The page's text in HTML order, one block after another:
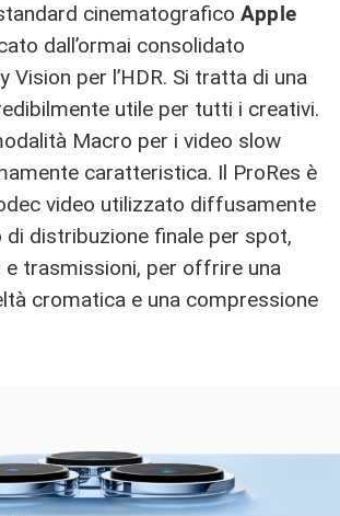
cinematografico Apple
dall’ormai consolidato
Vision per l’HDR. Si tratta di una
utile per tutti i creativi.
Macro per i video slow
caratteristica. Il ProRes è
video utilizzato diffusamente
distribuzione finale per spot,
e trasmissioni, per offrire una
cromatica e una compressione